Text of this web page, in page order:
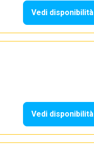
Vedi disponibilità
Vedi disponibilità